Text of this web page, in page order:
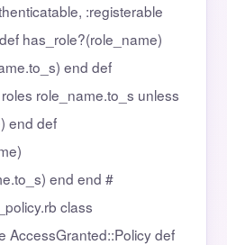
:registerable
has_role?(role_name)
end def
role_name.to_s unless
end def
end end #
class
AccessGranted::Policy def